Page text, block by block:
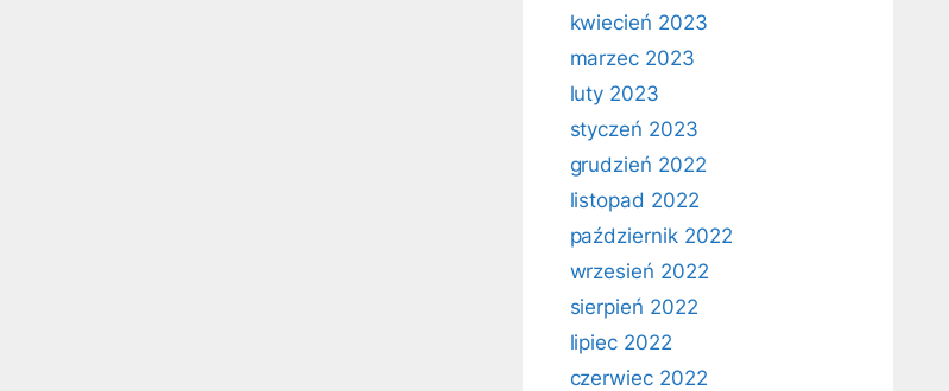
kwiecień 2023
marzec 2023
luty 2023
styczeń 2023
grudzień 2022
listopad 2022
październik 2022
wrzesień 2022
sierpień 2022
lipiec 2022
czerwiec 2022